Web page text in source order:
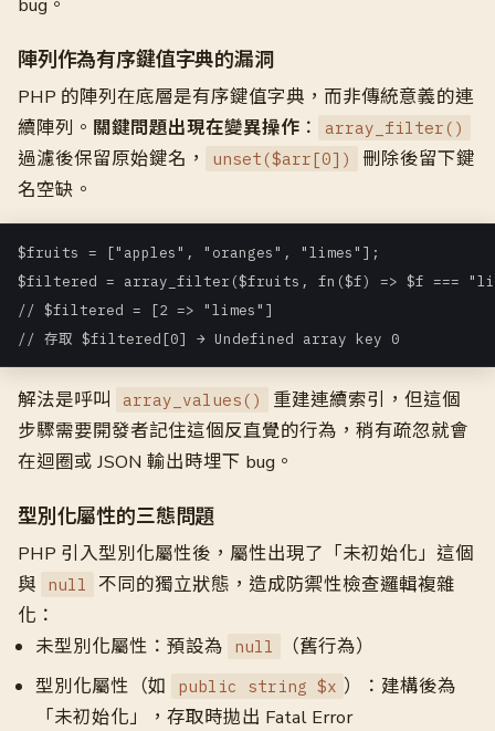
陣列作為有序鍵值字典的漏洞
PHP 的陣列在底層是有序鍵值字典，而非傳統意義的連
續陣列。 關鍵問題出現在變異操作 ： array_filter()
過濾後保留原始鍵名， unset($arr[0])
刪除後留下鍵
名空缺。
$fruits = ["apples", "oranges", "limes"];
$filtered = array_filter($fruits, fn($f) => $f ===
// $filtered = [2 => "limes"]
// 存取 $filtered[0] → Undefined array key 0
解法是呼叫 array_values()
重建連續索引，但這個
步驟需要開發者記住這個反直覺的行為，稍有疏忽就會
在迴圈或 JSON 輸出時埋下 bug。
型別化屬性的三態問題
PHP 引入型別化屬性後，屬性出現了「未初始化」這個
與
null
不同的獨立狀態，造成防禦性檢查邏輯複雜
化：
未型別化屬性：預設為
null
（舊行為）
型別化屬性（如
public string $x ）：建構後為
「未初始化」，存取時拋出 Fatal Error